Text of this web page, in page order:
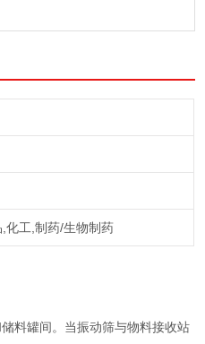
化工,制药/生物制药
料罐间。当振动筛与物料接收站